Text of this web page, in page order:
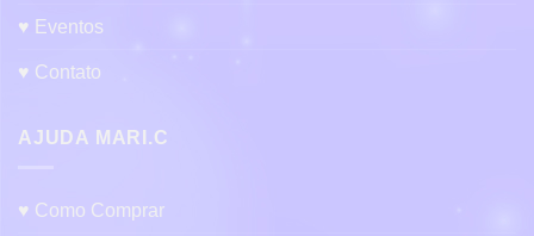
♥ Eventos
♥ Contato
AJUDA MARI.C
♥ Como Comprar